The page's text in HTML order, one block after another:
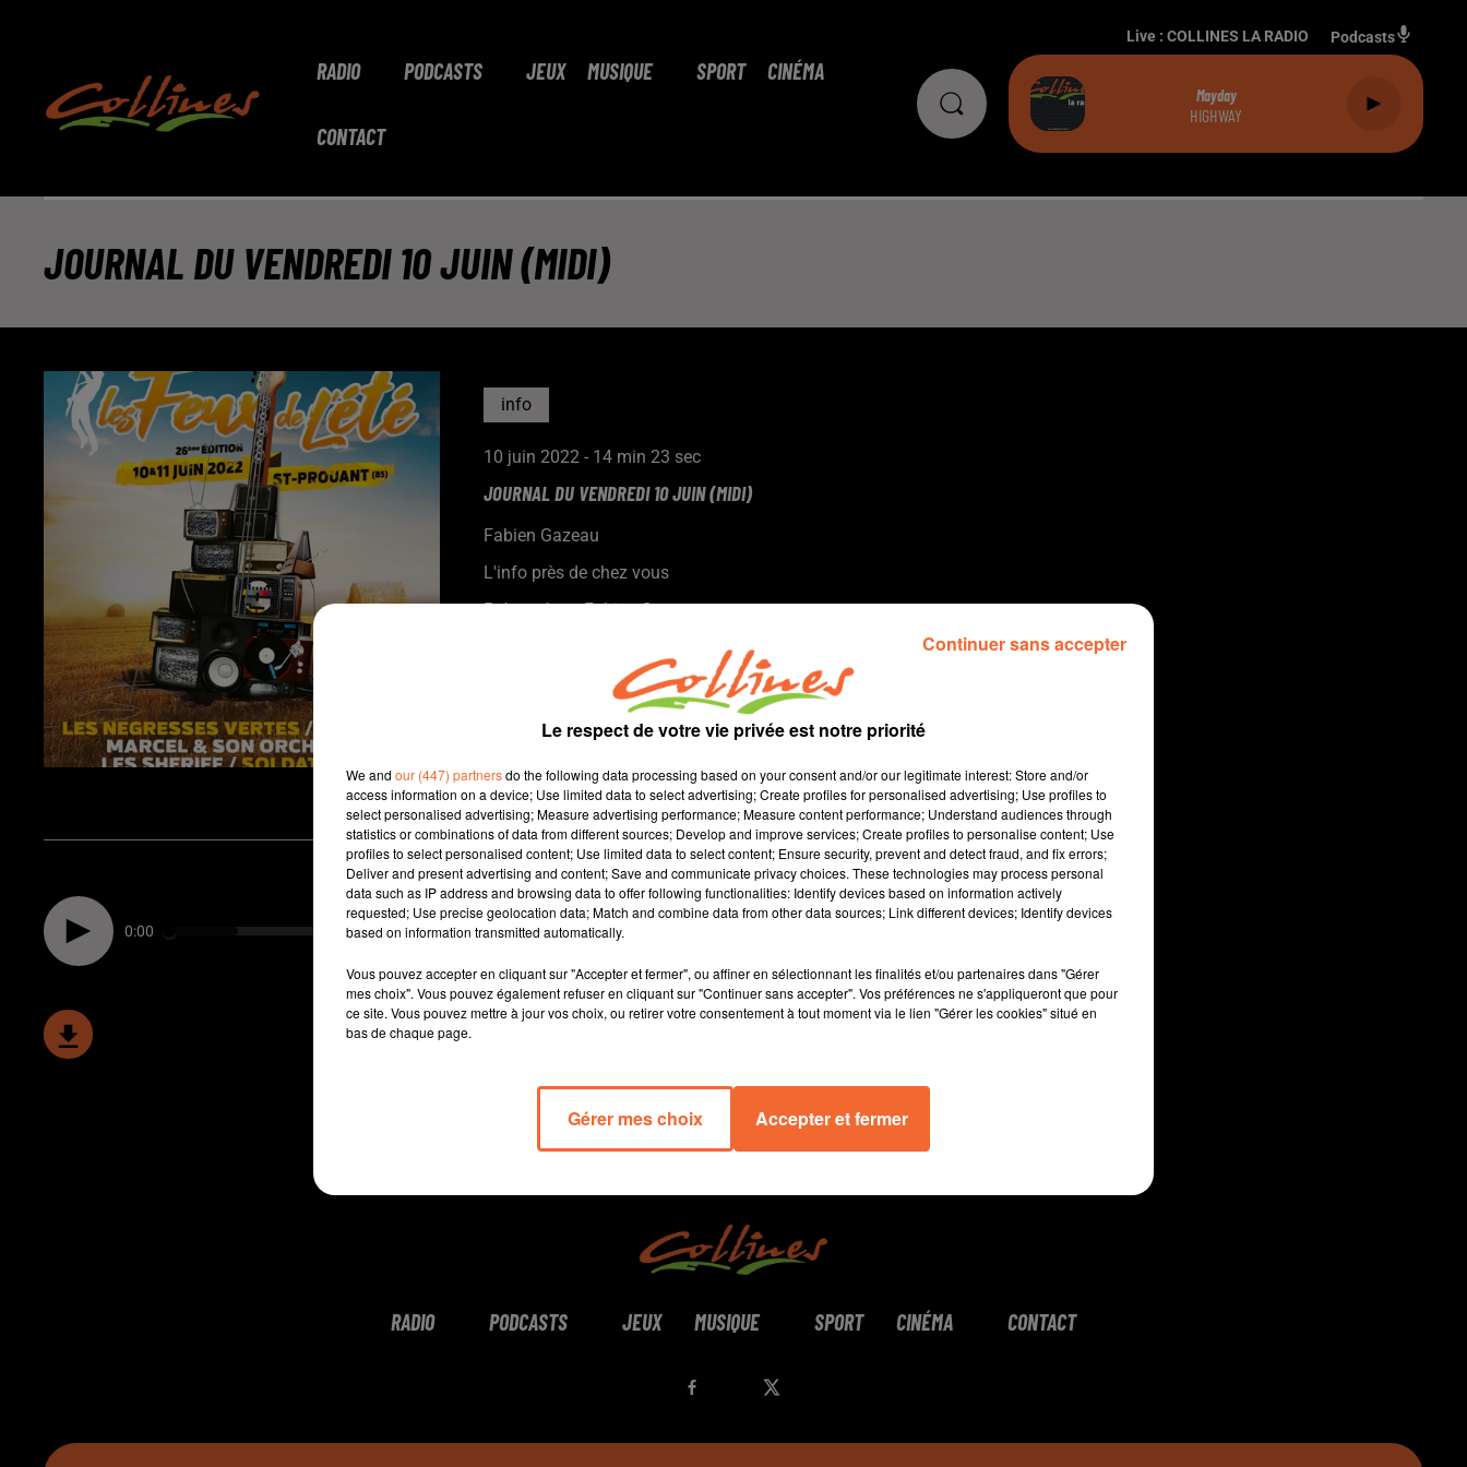
RADIO PODCASTS JEUX MUSIQUE SPORT CINÉMA
CONTACT
Live : COLLINES LA RADIO Podcasts
Mayday
HIGHWAY
JOURNAL DU VENDREDI 10 JUIN (MIDI)
info
10 juin 2022 - 14 min 23 sec
JOURNAL DU VENDREDI 10 JUIN (MIDI)
Fabien Gazeau
L'info près de chez vous
Présenté par Fabien Gazeau
- Alors que les Urgences sont en crise, vous entendrez l'analyse
forcément éclairée du directeur du service des Urgences au
- Le SVL n'augmentera pas le tarif de l'eau en 2022.
- A Pas-de-Jeu, les PL sont désormais indésirables.
- Le festival de l’ArtJoyette prend ses quartiers aux Adillons
- 6.000 festivaliers sont attendus à St Prouant pour les Feux de
l'été.
- En football, Montravers et Beaulieu en finale de la coupe
Saboureau dimanche
0:00
RADIO PODCASTS JEUX MUSIQUE SPORT CINÉMA CONTACT
Le respect de votre vie privée est notre priorité
We and our (447) partnersdo the following data processing based on your consent and/or our legitimate interest: Store and/or
access information on a device; Use limited data to select advertising; Create profiles for personalised advertising; Use profiles to
select personalised advertising; Measure advertising performance; Measure content performance; Understand audiences through
statistics or combinations of data from different sources; Develop and improve services; Create profiles to personalise content; Use
profiles to select personalised content; Use limited data to select content; Ensure security, prevent and detect fraud, and fix errors;
Deliver and present advertising and content; Save and communicate privacy choices. These technologies may process personal
data such as IP address and browsing data to offer following functionalities: Identify devices based on information actively
requested; Use precise geolocation data; Match and combine data from other data sources; Link different devices; Identify devices
based on information transmitted automatically.
Vous pouvez accepter en cliquant sur "Accepter et fermer", ou affiner en sélectionnant les finalités et/ou partenaires dans "Gérer
mes choix". Vous pouvez également refuser en cliquant sur "Continuer sans accepter". Vos préférences ne s'appliqueront que pour
ce site. Vous pouvez mettre à jour vos choix, ou retirer votre consentement à tout moment via le lien "Gérer les cookies" situé en
bas de chaque page.
Gérer mes choix Accepter et fermer
Continuer sans accepter